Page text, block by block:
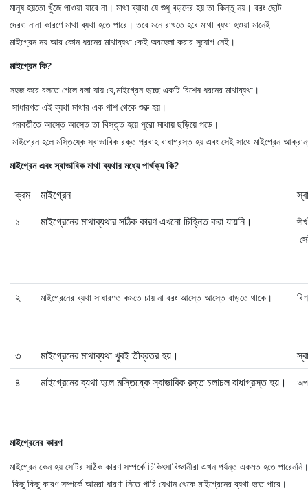
মানুষ হয়তো খুঁজে পাওয়া যাবে না। মাথা ব্যাথা যে শুধু বড়দের হয় তা কিন্তু নয়। বরং ছোট
দেরও নানা কারণে মাথা ব্যথা হতে পারে। তবে মনে রাখতে হবে মাথা ব্যথা হওয়া মানেই
মাইগ্রেন নয় আর কোন ধরনের মাথাব্যথা কেই অবহেলা করার সুযোগ নেই।
মাইগ্রেন কি?
সহজ করে বলতে গেলে বলা যায় যে,মাইগ্রেন হচ্ছে একটি বিশেষ ধরনের মাথাব্যথা।
সাধারণত এই ব্যথা মাথার এক পাশ থেকে শুরু হয়।
পরবর্তীতে আস্তে আস্তে তা বিস্তৃত হয়ে পুরো মাথায় ছড়িয়ে পড়ে।
মাইগ্রেন হলে মস্তিষ্কে স্বাভাবিক রক্ত প্রবাহ বাধাগ্রস্ত হয় এবং সেই সাথে মাইগ্রেন
মাইগ্রেন এবং স্বাভাবিক মাথা ব্যথার মধ্যে পার্থক্য কি?
ক্রম মাইগ্রেন
১
মাইগ্রেনের মাথাব্যথার সঠিক কারণ এখনো চিহ্নিত করা যায়নি।
২ মাইগ্রেনের ব্যথা সাধারণত কমতে চায় না বরং আস্তে আস্তে বাড়তে থাকে।
৩ মাইগ্রেনের মাথাব্যথা খুবই তীব্রতর হয়।
৪
মাইগ্রেনের ব্যথা হলে মস্তিষ্কে স্বাভাবিক রক্ত চলাচল বাধাগ্রস্ত হয়।
মাইগ্রেনের কারণ
মাইগ্রেন কেন হয় সেটির সঠিক কারণ সম্পর্কে চিকিৎসাবিজ্ঞানীরা এখন পর্যন্ত একমত হতে পারেননি।
কিছু কিছু কারণ সম্পর্কে আমরা ধারণা নিতে পারি যেখান থেকে মাইগ্রেনের ব্যথা হতে পারে।